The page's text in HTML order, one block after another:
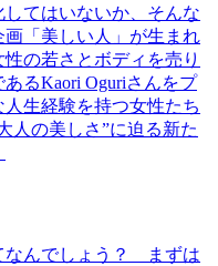
てはいないか、そんな
「美しい人」が生まれ
の若さとボディを売り
るKaori Oguriさんをプ
生経験を持つ女性たち
人の美しさ”に迫る新た
なんでしょう？ まずは